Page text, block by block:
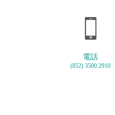
電話
(852) 3500 2910